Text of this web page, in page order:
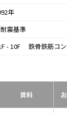
年
震基準
- 10F 鉄骨鉄筋コ
賃料